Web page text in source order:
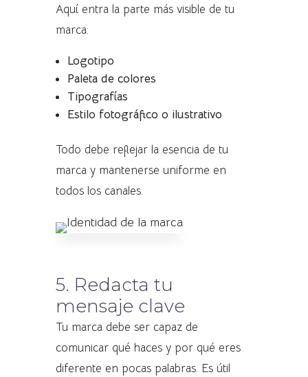
Aquí entra la parte más visible de tu
marca:
Logotipo
Paleta de colores
Tipografías
Estilo fotográfico o ilustrativo
Todo debe reflejar la esencia de tu
marca y mantenerse uniforme en
todos los canales.
5. Redacta tu
mensaje clave
Tu marca debe ser capaz de
comunicar qué haces y por qué eres
diferente en pocas palabras. Es útil